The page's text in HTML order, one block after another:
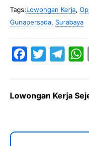
Tags:Lowongan Kerja,
Gunapersada, Surabaya
e
o
t
e
e
r
t
A
Lowongan Kerja